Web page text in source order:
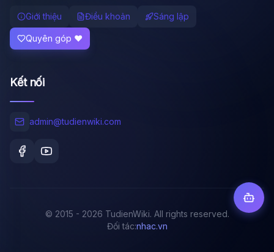
Giới thiệu Điều khoản Sáng lập
Quyên góp ❤️
Kết nối
admin@tudienwiki.com
© 2015 - 2026 TudienWiki. All rights reserved.
Đối tác:nhac.vn